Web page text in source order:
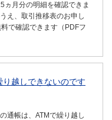
月分の明細を確認できま
え、取引推移表のお申し
で確認できます（PDFフ
り越しできないのです
通帳は、ATMで繰り越し